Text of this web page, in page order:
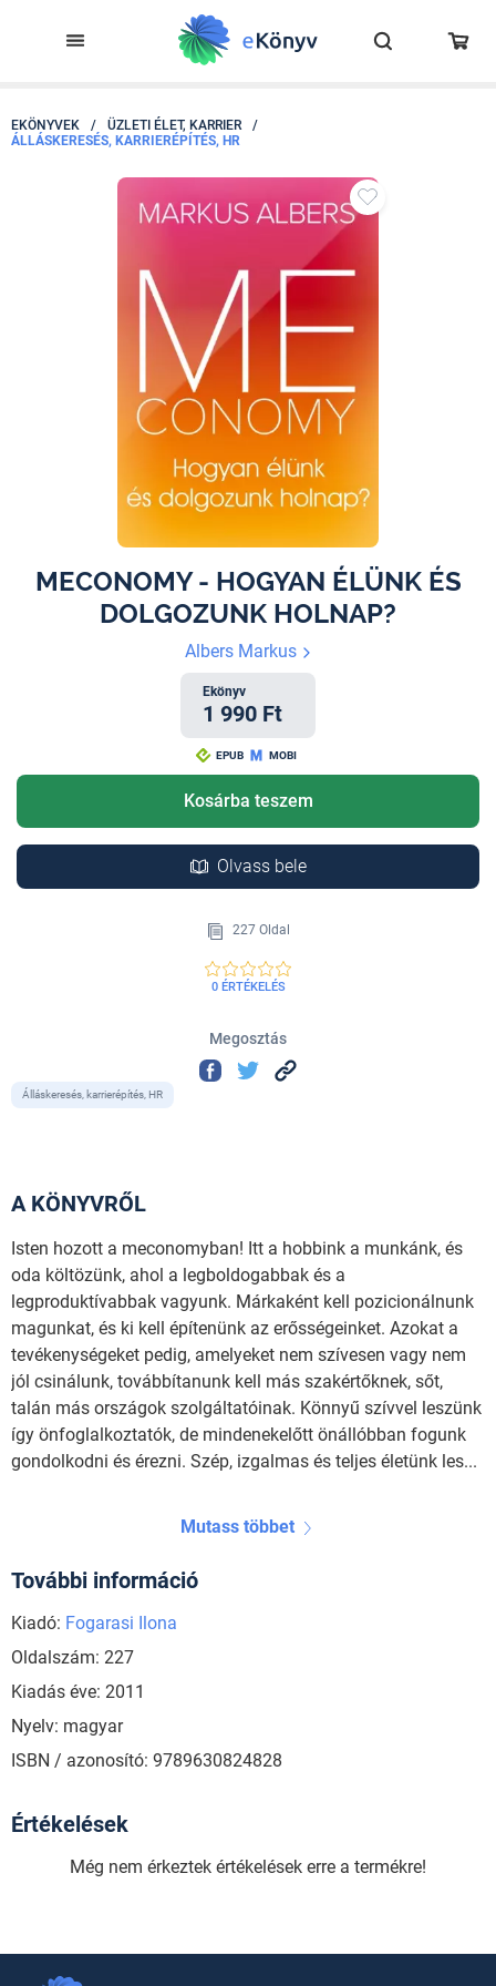
EKÖNYVEK / ÜZLETI ÉLET, KARRIER
/
ÁLLÁSKERESÉS, KARRIERÉPÍTÉS, HR
MECONOMY - HOGYAN ÉLÜNK ÉS
DOLGOZUNK HOLNAP?
Albers Markus
Ekönyv
1 990 Ft
EPUB MOBI
Kosárba teszem
Olvass bele
227 Oldal
0 ÉRTÉKELÉS
Megosztás
Álláskeresés, karrierépítés, HR
A KÖNYVRŐL
Isten hozott a meconomyban! Itt a hobbink a munkánk, és
oda költözünk, ahol a legboldogabbak és a
legproduktívabbak vagyunk. Márkaként kell pozicionálnunk
magunkat, és ki kell építenünk az erősségeinket. Azokat a
tevékenységeket pedig, amelyeket nem szívesen vagy nem
jól csinálunk, továbbítanunk kell más szakértőknek, sőt,
talán más országok szolgáltatóinak. Könnyű szívvel leszünk
így önfoglalkoztatók, de mindenekelőtt önállóbban fogunk
gondolkodni és érezni. Szép, izgalmas és teljes életünk les...
Mutass többet
További információ
Kiadó: Fogarasi Ilona
Oldalszám: 227
Kiadás éve: 2011
Nyelv: magyar
ISBN / azonosító: 9789630824828
Értékelések
Még nem érkeztek értékelések erre a termékre!